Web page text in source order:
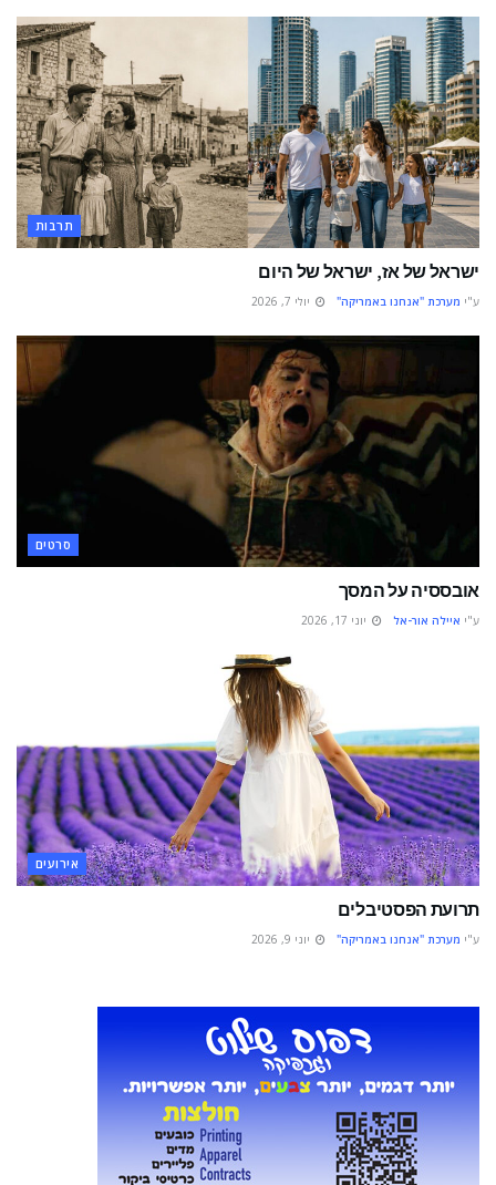
תרבות
ישראל של אז, ישראל של היום
ע"י מערכת "אנחנו באמריקה" יולי 7, 2026
סרטים
אובססיה על המסך
ע"י איילה אור-אל יוני 17, 2026
אירועים
תרועת הפסטיבלים
ע"י מערכת "אנחנו באמריקה" יוני 9, 2026